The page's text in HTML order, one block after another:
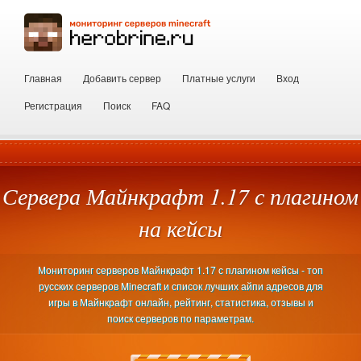
Главная Добавить сервер Платные услуги
Вход
Регистрация
Поиск FAQ
Сервера Майнкрафт 1.17 с плагином
на кейсы
Мониторинг серверов Майнкрафт 1.17 с плагином кейсы - топ
русских серверов Minecraft и список лучших айпи адресов для
игры в Майнкрафт онлайн, рейтинг, статистика, отзывы и
поиск серверов по параметрам.